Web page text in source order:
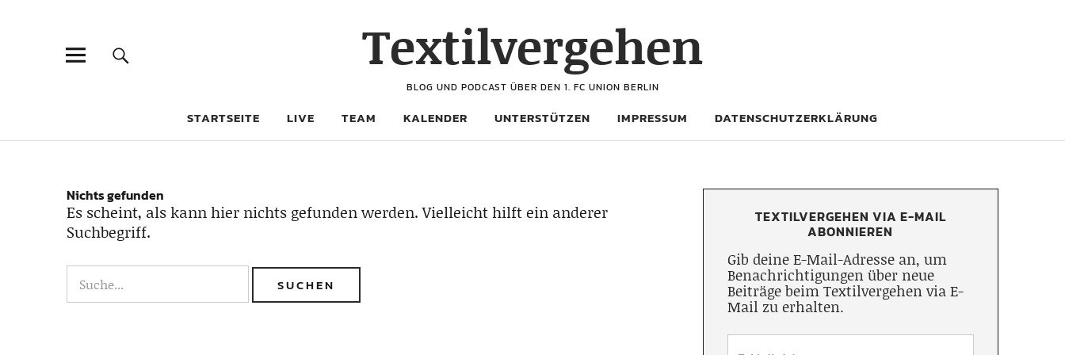
Textilvergehen
BLOG UND PODCAST ÜBER DEN 1. FC UNION BERLIN
STARTSEITE LIVE TEAM KALENDER UNTERSTÜTZEN IMPRESSUM DATENSCHUTZERKLÄRUNG
Nichts gefunden
Es scheint, als kann hier nichts gefunden werden. Vielleicht hilft ein anderer
Suchbegriff.
TEXTILVERGEHEN VIA E-MAIL
ABONNIEREN
Gib deine E-Mail-Adresse an, um
Benachrichtigungen über neue
Beiträge beim Textilvergehen via E-
Mail zu erhalten.